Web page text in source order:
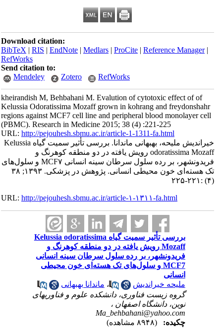
Download citation:
BibTeX|RIS|EndNote|Medlars|ProCite|Reference Manager
RefWorks
Send citation to:
Mendeley
Zotero RefWorks
kheirandish M, Behbahani M. Evalution of cytotoxic effect of of
Kelussia Odoratissima Mozaff grown in kohrang and freydonshahr
regions against MCF7 cell line and peripheral blood monolayer cell
(PBMC). Research in Medicine 2015; 38 (4) :221-225
URL:http://pejouhesh.sbmu.ac.ir/article-1-1311-fa.html
خیراندیش ملیحه، بهبهانی ماندانا. بررسی تأثیر سمیت گیاه Kelussia
odoratissima Mozaff رویش یافته در دو منطقه کوهرنگ و
فریدونشهر، بر رده سلول سرطان سینه انسانی MCF۷ و سلول‌های
تک هسته‌ای خون محیطی انسانی. پژوهش در پزشکی. ۱۳۹۳; ۳۸
URL:http://pejouhesh.sbmu.ac.ir/article-۱-۱۳۱۱-fa.html
بررسی تأثیر سمیت گیاه Kelussia odoratissima
Mozaff رویش یافته در دو منطقه کوهرنگ و
فریدونشهر، بر رده سلول سرطان سینه انسانی
MCF7 و سلول‌های تک هسته‌ای خون محیطی
انسانی
ملیحه خیراندیش
،ماندانا بهبهانی
گروه زیست فناوری، دانشکده علوم و فناوریهای
نوین، دانشگاه اصفهان ،
Ma_behbahani@yahoo.com
چکیده: